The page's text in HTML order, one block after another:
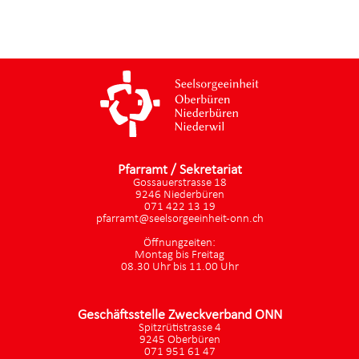
Pfarramt / Sekretariat
Gossauerstrasse 18
9246 Niederbüren
071 422 13 19
pfarramt@seelsorgeeinheit-onn.ch
Öffnungzeiten:
Montag bis Freitag
08.30 Uhr bis 11.00 Uhr
Geschäftsstelle Zweckverband ONN
Spitzrütistrasse 4
9245 Oberbüren
071 951 61 47